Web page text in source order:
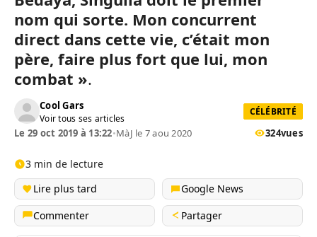
nom qui sorte. Mon concurrent
direct dans cette vie, c’était mon
père, faire plus fort que lui, mon
combat ».
Cool Gars
Voir tous ses articles
CÉLÉBRITÉ
Le 29 oct 2019 à 13:22•MàJ le 7 aou 2020 324vues
3 min de lecture
Lire plus tard
Google News
Commenter
Partager